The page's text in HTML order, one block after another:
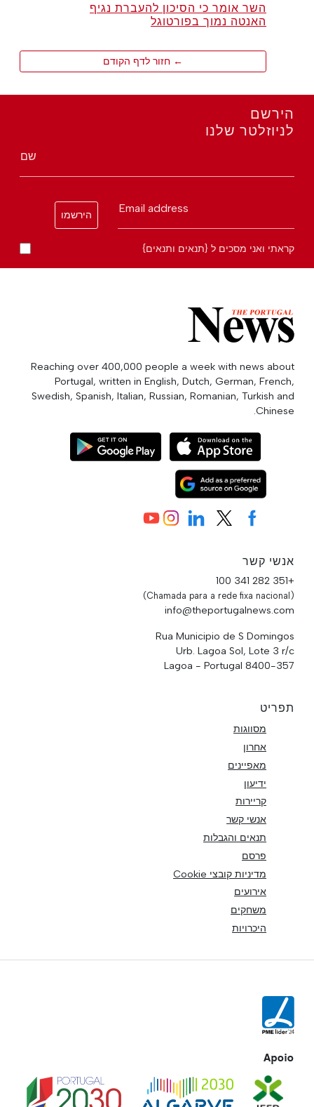
השר אומר כי הסיכון להעברת נגיף
האנטה נמוך בפורטוגל
← חזור לדף הקודם
הירשם
לניוזלטר שלנו
שם
Email address
הירשמו
קראתי ואני מסכים ל {תנאים ותנאים}
Reaching over 400,000 people a week with news about
Portugal, written in English, Dutch, German, French,
Swedish, Spanish, Italian, Russian, Romanian, Turkish and
Chinese.
אנשי קשר
+351 282 341 100
(Chamada para a rede fixa nacional)
info@theportugalnews.com
Rua Municipio de S Domingos
Urb. Lagoa Sol, Lote 3 r/c
8400-357 Lagoa - Portugal
תפריט
מסווגות
אחרון
מאפיינים
ידיעון
קריירות
אנשי קשר
תנאים והגבלות
פרסם
מדיניות קובצי Cookie
אירועים
משחקים
היכרויות
Apoio